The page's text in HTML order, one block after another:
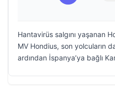
Hantavirüs salgını yaşanan
MV Hondius, son yolcuların
ardından İspanya’ya bağlı